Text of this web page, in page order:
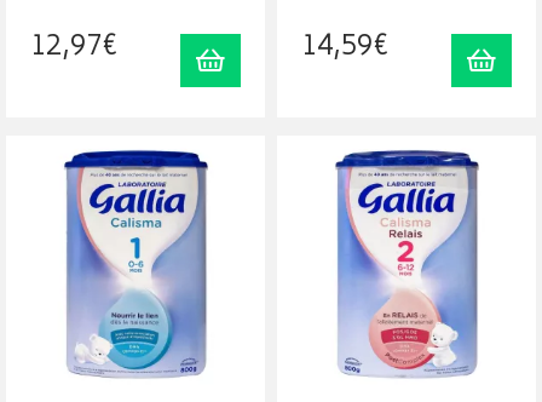
12,97€ Ajouter au panier
14,59€